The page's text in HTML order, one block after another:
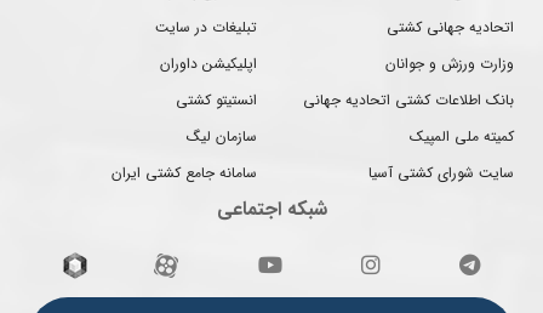
اتحادیه جهانی کشتی
وزارت ورزش و جوانان
بانک اطلاعات کشتی اتحادیه جهانی
کمیته ملی المپیک
سایت شورای کشتی آسیا
تبلیغات در سایت
اپلیکیشن داوران
انستیتو کشتی
سازمان لیگ
سامانه جامع کشتی ایران
شبکه اجتماعی